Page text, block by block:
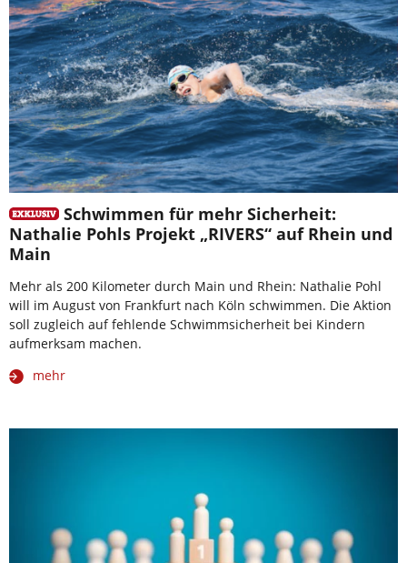
Schwimmen für mehr Sicherheit:
Nathalie Pohls Projekt „RIVERS“ auf Rhein und
Main
Mehr als 200 Kilometer durch Main und Rhein: Nathalie Pohl
will im August von Frankfurt nach Köln schwimmen. Die Aktion
soll zugleich auf fehlende Schwimmsicherheit bei Kindern
aufmerksam machen.
mehr